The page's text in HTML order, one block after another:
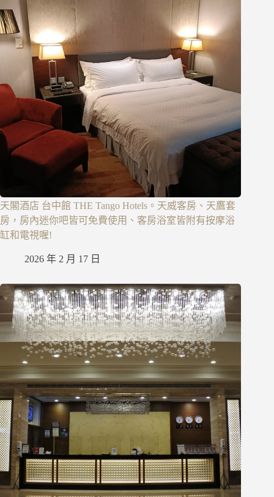
天閣酒店 台中館 THE Tango Hotels。天威客房、天鷹套
房，房內迷你吧皆可免費使用、客房浴室皆附有按摩浴
缸和電視喔!
2026 年 2 月 17 日